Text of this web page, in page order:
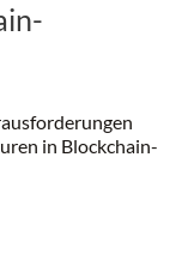
in Blockchain-